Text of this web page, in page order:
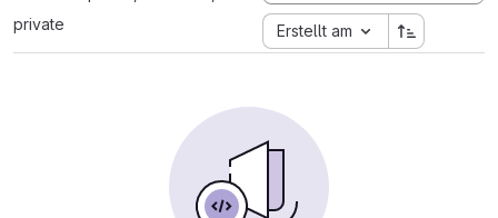
private
Erstellt am